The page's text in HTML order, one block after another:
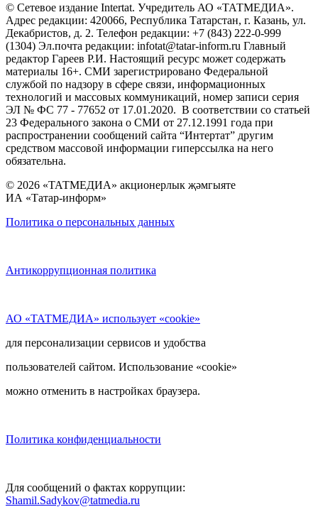
© Сетевое издание Intertat. Учредитель АО «ТАТМЕДИА».
Адрес редакции: 420066, Республика Татарстан, г. Казань, ул.
Декабристов, д. 2. Телефон редакции: +7 (843) 222-0-999
(1304) Эл.почта редакции: infotat@tatar-inform.ru Главный
редактор Гареев Р.И. Настоящий ресурс может содержать
материалы 16+. СМИ зарегистрировано Федеральной
службой по надзору в сфере связи, информационных
технологий и массовых коммуникаций, номер записи серия
ЭЛ № ФС 77 - 77652 от 17.01.2020. В соответствии со статьей
23 Федерального закона о СМИ от 27.12.1991 года при
распространении сообщений сайта “Интертат” другим
средством массовой информации гиперссылка на него
обязательна.
© 2026 «ТАТМЕДИА» акционерлык җәмгыяте
ИА «Татар-информ»
Политика о персональных данных
Антикоррупционная политика
АО «ТАТМЕДИА» использует «cookie»
для персонализации сервисов и удобства
пользователей сайтом. Использование «cookie»
можно отменить в настройках браузера.
Политика конфиденциальности
Для сообщений о фактах коррупции:
Shamil.Sadykov@tatmedia.ru